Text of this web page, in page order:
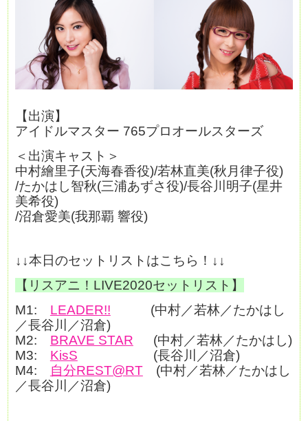
【出演】
アイドルマスター 765プロオールスターズ
＜出演キャスト＞
中村繪里子(天海春香役)/若林直美(秋月律子役)
/たかはし智秋(三浦あずさ役)/長谷川明子(星井
美希役)
/沼倉愛美(我那覇 響役)
↓↓本日のセットリストはこちら！↓↓
【リスアニ！LIVE2020セットリスト】
M1: LEADER!! (中村／若林／たかはし
／長谷川／沼倉)
M2: BRAVE STAR (中村／若林／たかはし)
M3: KisS (長谷川／沼倉)
M4:
自分REST@RT(中村／若林／たかはし
／長谷川／沼倉)